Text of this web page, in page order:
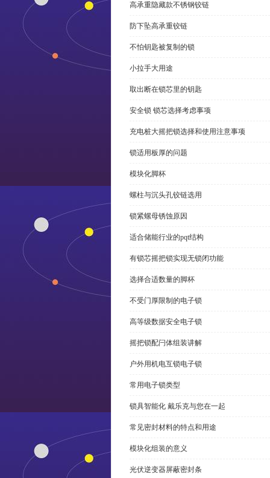
高承重隐藏款不锈钢铰链
防下坠高承重铰链
不怕钥匙被复制的锁
小拉手大用途
取出断在锁芯里的钥匙
安全锁 锁芯选择考虑事项
充电桩大摇把锁选择和使用注意事项
锁适用板厚的问题
模块化脚杯
螺柱与沉头孔铰链选用
锁紧螺母锈蚀原因
适合储能行业的pqt结构
有锁芯摇把锁实现无锁闭功能
选择合适数量的脚杯
不受门厚限制的电子锁
高等级数据安全电子锁
摇把锁配闩体组装讲解
户外用机电互锁电子锁
常用电子锁类型
锁具智能化 戴乐克与您在一起
常见密封材料的特点和用途
模块化组装的意义
光伏逆变器屏蔽密封条